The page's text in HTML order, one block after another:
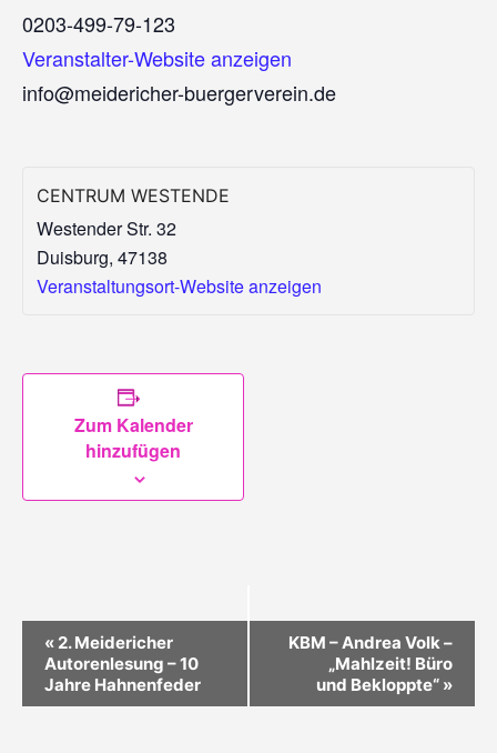
0203-499-79-123
Veranstalter-Website anzeigen
info@meidericher-buergerverein.de
CENTRUM WESTENDE
Westender Str. 32
Duisburg, 47138
Veranstaltungsort-Website anzeigen
Zum Kalender
hinzufügen
A
« 2. Meidericher
Autorenlesung – 10
Jahre Hahnenfeder
KBM – Andrea Volk –
„Mahlzeit! Büro
und Bekloppte“ »